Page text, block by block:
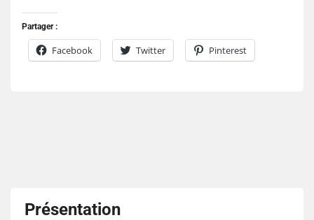
Partager :
Facebook Twitter Pinterest
Présentation